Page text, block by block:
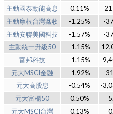
主動國泰動能高息
0.11%
主動摩根台灣鑫收
-1.25% -
主動安聯美國科技
-1.57% -
主動統一升級50
-1.15% -
富邦科技
-1.15% -
元大MSCI金融
-1.92% -
元大高股息
-0.54% -
元大富櫃50
0.50%
元大MSCI台灣
0.13%